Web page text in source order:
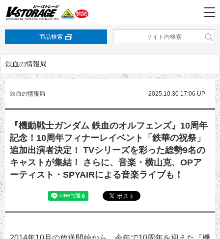
商品検索
鉄血の情報局
鉄血の情報局 2025.10.30 17:06 UP
『機動戦士ガンダム 鉄血のオルフェンズ』10周年
記念！10周年フィナーレイベント「鉄華の祝祭」
追加出演者決定！ TVシリーズを彩った総勢9名の
キャストが集結！ さらに、音楽・横山克、OPア
ーティスト・SPYAIRによる音楽ライブも！